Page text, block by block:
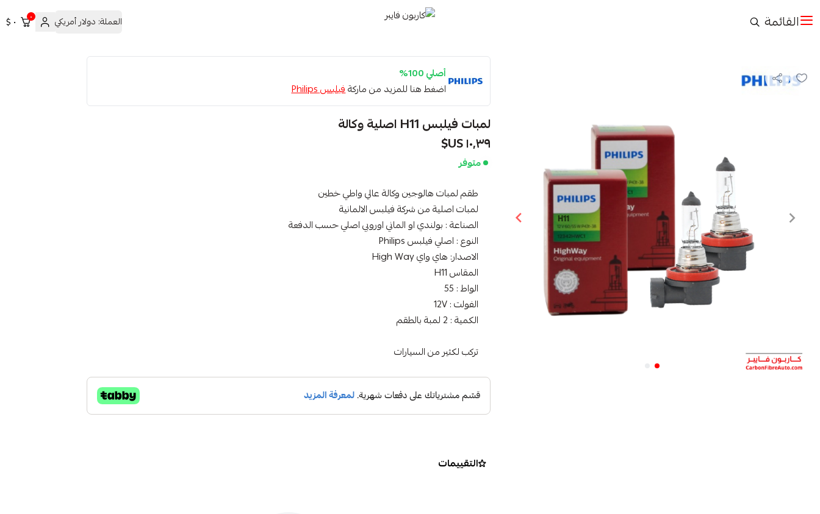
القائمة العملة: دولار أمريكي ٠ ٠ $
أصلي 100%
اضغط هنا للمزيد من ماركةفيلبس Philips
لمبات فيلبس H11 اصلية وكالة
١٠٫٣٩ US$
متوفر
طقم لمبات هالوجين وكالة عالي واطي خطين
لمبات اصلية من شركة فيلبس الالمانية
الصناعة : بولندي او الماني اوروبي اصلي حسب الدفعة
النوع : اصلي فيلبس Philips
الاصدار: هاي واي High Way
المقاس H11
الواط : 55
الفولت : 12V
الكمية : 2 لمبة بالطقم
تركب لكثير من السيارات
التقييمات